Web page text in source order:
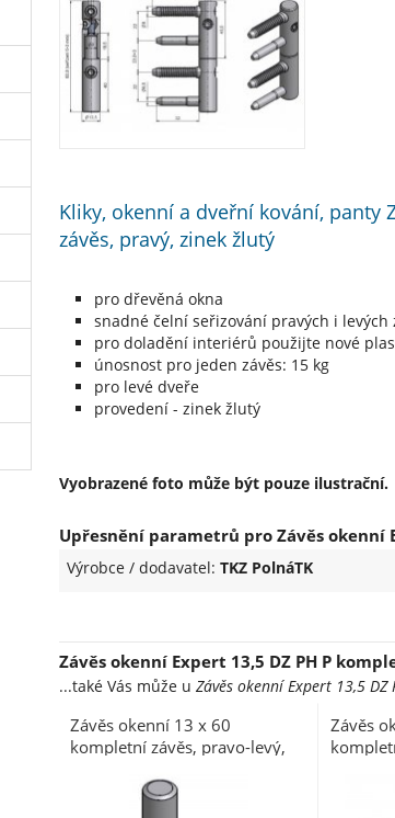
Kliky, okenní a dveřní kování, panty
závěs, pravý, zinek žlutý
pro dřevěná okna
snadné čelní seřizování pravých i levých
pro doladění interiérů použijte nové
únosnost pro jeden závěs: 15 kg
pro levé dveře
provedení - zinek žlutý
Vyobrazené foto může být pouze ilustrační.
Upřesnění parametrů pro Závěs okenní
Výrobce / dodavatel: TKZ PolnáTK
Závěs okenní Expert 13,5 DZ PH P
...také Vás může u Závěs okenní Expert 13,5
Závěs okenní 13 x 60
kompletní závěs, pravo-levý,
Závěs